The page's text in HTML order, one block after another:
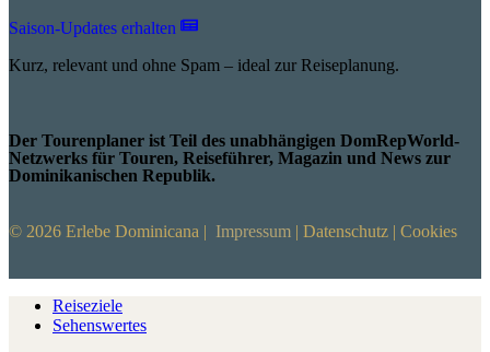
Saison-Updates erhalten
Kurz, relevant und ohne Spam – ideal zur Reiseplanung.
Der Tourenplaner ist Teil des unabhängigen DomRepWorld-
Netzwerks für Touren, Reiseführer, Magazin und News zur
Dominikanischen Republik.
© 2026 Erlebe Dominicana | Impressum | Datenschutz | Cookies
Reiseziele
Sehenswertes